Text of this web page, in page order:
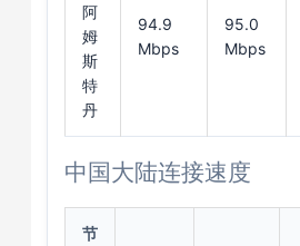
阿
姆
斯
特
丹
94.9
Mbps
95.0
Mbps
中国大陆连接速度
节